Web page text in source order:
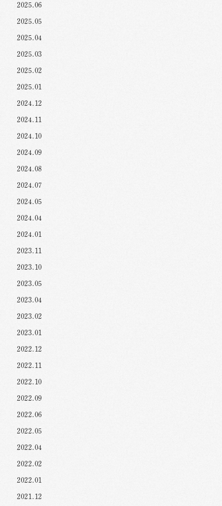
2025.06
2025.05
2025.04
2025.03
2025.02
2025.01
2024.12
2024.11
2024.10
2024.09
2024.08
2024.07
2024.05
2024.04
2024.01
2023.11
2023.10
2023.05
2023.04
2023.02
2023.01
2022.12
2022.11
2022.10
2022.09
2022.06
2022.05
2022.04
2022.02
2022.01
2021.12